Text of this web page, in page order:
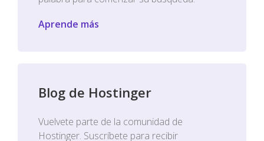
Aprende más
Blog de Hostinger
Vuelvete parte de la comunidad de
Hostinger. Suscríbete para recibir